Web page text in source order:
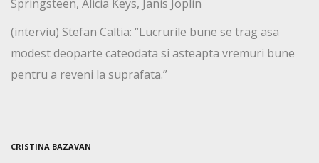
Springsteen, Alicia Keys, Janis Joplin
(interviu) Stefan Caltia: “Lucrurile bune se trag asa
modest deoparte cateodata si asteapta vremuri bune
pentru a reveni la suprafata.”
CRISTINA BAZAVAN